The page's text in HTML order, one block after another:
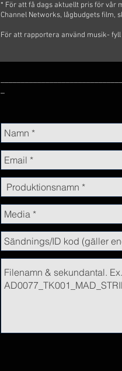
* För att få dags aktuellt pris för vår
Channel Networks, lågbudgets film,
För att rapportera använd musik-